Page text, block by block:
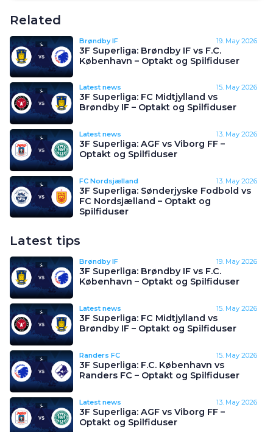
Related
Brøndby IF 19. May 2026
3F Superliga: Brøndby IF vs F.C.
København – Optakt og Spilfiduser
Latest news 15. May 2026
3F Superliga: FC Midtjylland vs
Brøndby IF – Optakt og Spilfiduser
Latest news 13. May 2026
3F Superliga: AGF vs Viborg FF –
Optakt og Spilfiduser
FC Nordsjælland 13. May 2026
3F Superliga: Sønderjyske Fodbold vs
FC Nordsjælland – Optakt og
Spilfiduser
Latest tips
Brøndby IF 19. May 2026
3F Superliga: Brøndby IF vs F.C.
København – Optakt og Spilfiduser
Latest news 15. May 2026
3F Superliga: FC Midtjylland vs
Brøndby IF – Optakt og Spilfiduser
Randers FC 15. May 2026
3F Superliga: F.C. København vs
Randers FC – Optakt og Spilfiduser
Latest news 13. May 2026
3F Superliga: AGF vs Viborg FF –
Optakt og Spilfiduser